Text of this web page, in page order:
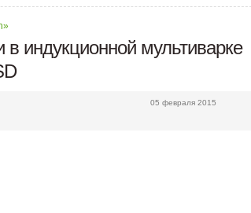
в индукционной мультиварке
05 февраля 2015